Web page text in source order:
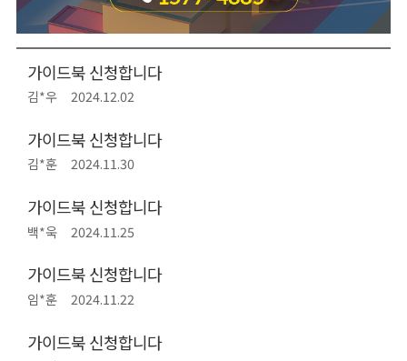
가이드북 신청합니다
김*우 2024.12.02
가이드북 신청합니다
김*훈 2024.11.30
가이드북 신청합니다
백*욱 2024.11.25
가이드북 신청합니다
임*훈 2024.11.22
가이드북 신청합니다